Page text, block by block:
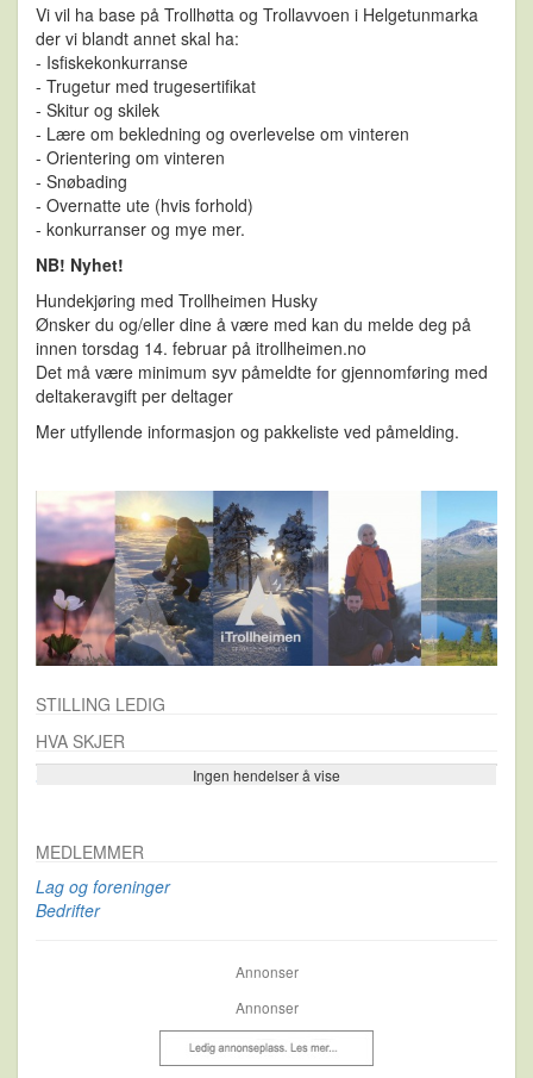
Vi vil ha base på Trollhøtta og Trollavvoen i Helgetunmarka
der vi blandt annet skal ha:
- Isfiskekonkurranse
- Trugetur med trugesertifikat
- Skitur og skilek
- Lære om bekledning og overlevelse om vinteren
- Orientering om vinteren
- Snøbading
- Overnatte ute (hvis forhold)
- konkurranser og mye mer.
NB! Nyhet!
Hundekjøring med Trollheimen Husky
Ønsker du og/eller dine å være med kan du melde deg på
innen torsdag 14. februar på itrollheimen.no
Det må være minimum syv påmeldte for gjennomføring med
deltakeravgift per deltager
Mer utfyllende informasjon og pakkeliste ved påmelding.
STILLING LEDIG
HVA SKJER
Ingen hendelser å vise
Se flere…
MEDLEMMER
Lag og foreninger
Bedrifter
Annonser
Annonser